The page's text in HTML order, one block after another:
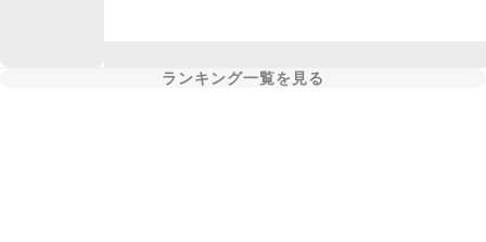
ランキング一覧を見る